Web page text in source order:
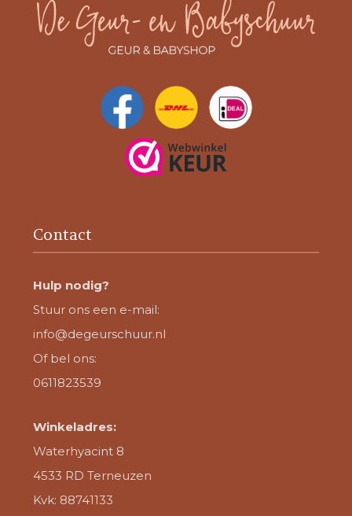
Contact
Hulp nodig?
Stuur ons een e-mail:
info@degeurschuur.nl
Of bel ons:
0611823539
Winkeladres:
Waterhyacint 8
4533 RD Terneuzen
Kvk: 88741133